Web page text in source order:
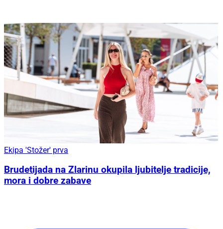
Ekipa 'Stožer' prva
Brudetijada na Zlarinu okupila ljubitelje tradicije,
mora i dobre zabave